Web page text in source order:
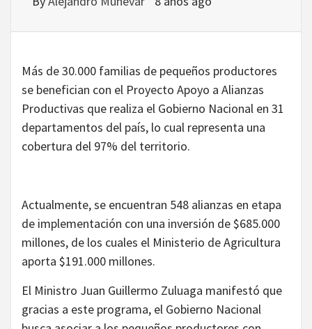
Más de 30.000 familias de pequeños productores
se benefician con el Proyecto Apoyo a Alianzas
Productivas que realiza el Gobierno Nacional en 31
departamentos del país, lo cual representa una
cobertura del 97% del territorio.
Actualmente, se encuentran 548 alianzas en etapa
de implementación con una inversión de $685.000
millones, de los cuales el Ministerio de Agricultura
aporta $191.000 millones.
El Ministro Juan Guillermo Zuluaga manifestó que
gracias a este programa, el Gobierno Nacional